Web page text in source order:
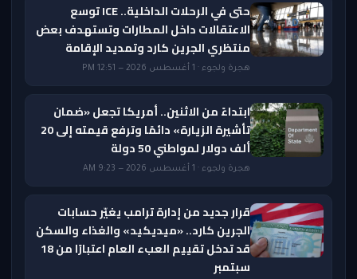
حتى في الرحلات الداخلية.. ICE توسع
الاعتقالات داخل المطارات وتستهدف بعض
منتظري الجرين كارد وتمديد الإقامة
هجرة ولجوء · 1 أغسطس 2026 — 12:51 PM
ابتداءً من الاثنين.. أمريكا تجعل «ضمان
تأشيرة الزيارة» دائمًا وترفع قيمته إلى 20
ألف دولار لمواطني 50 دولة
هجرة ولجوء · 1 أغسطس 2026 — 9:23 AM
قرار جديد من إدارة ترامب يغيّر حسابات
الجرين كارد.. «ميديكيد» والغذاء والسكن
قد تدخل تقييم العبء العام اعتبارًا من 18
سبتمبر